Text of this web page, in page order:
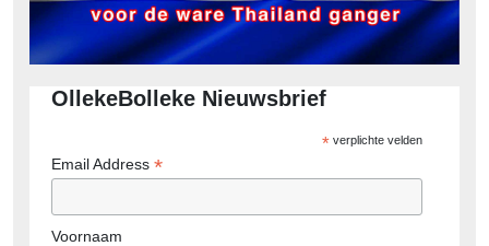
OllekeBolleke Nieuwsbrief
*verplichte velden
Email Address *
Voornaam